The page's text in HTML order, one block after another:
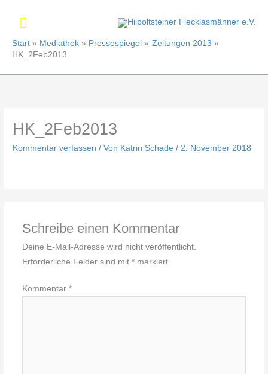
Hauptmenü
Start Mediathek Pressespiegel
Zeitungen 2013
HK_2Feb2013
HK_2Feb2013
Kommentar verfassen / Von Katrin Schade/ 2. November 2018
Schreibe einen Kommentar
Deine E-Mail-Adresse wird nicht veröffentlicht.
Erforderliche Felder sind mit *markiert
Kommentar *